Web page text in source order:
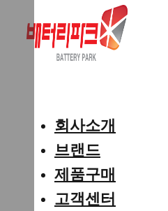
회사소개
브랜드
제품구매
고객센터